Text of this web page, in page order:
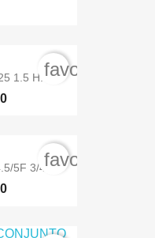
1.5 H.P....
5F 3/4...